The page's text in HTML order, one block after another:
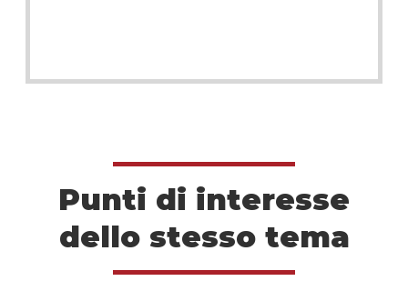
Punti di interesse
dello stesso tema